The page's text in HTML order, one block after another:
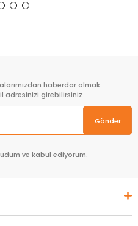
haberdar olmak
adresinizi girebilirsiniz.
Gönder
ve kabul ediyorum.